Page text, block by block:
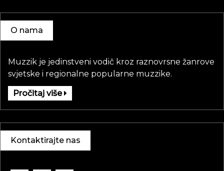
O nama
Muzzik je jedinstveni vodič kroz raznovrsne žanrove
svjetske i regionalne popularne muzzike.
Pročitaj više
Kontaktirajte nas